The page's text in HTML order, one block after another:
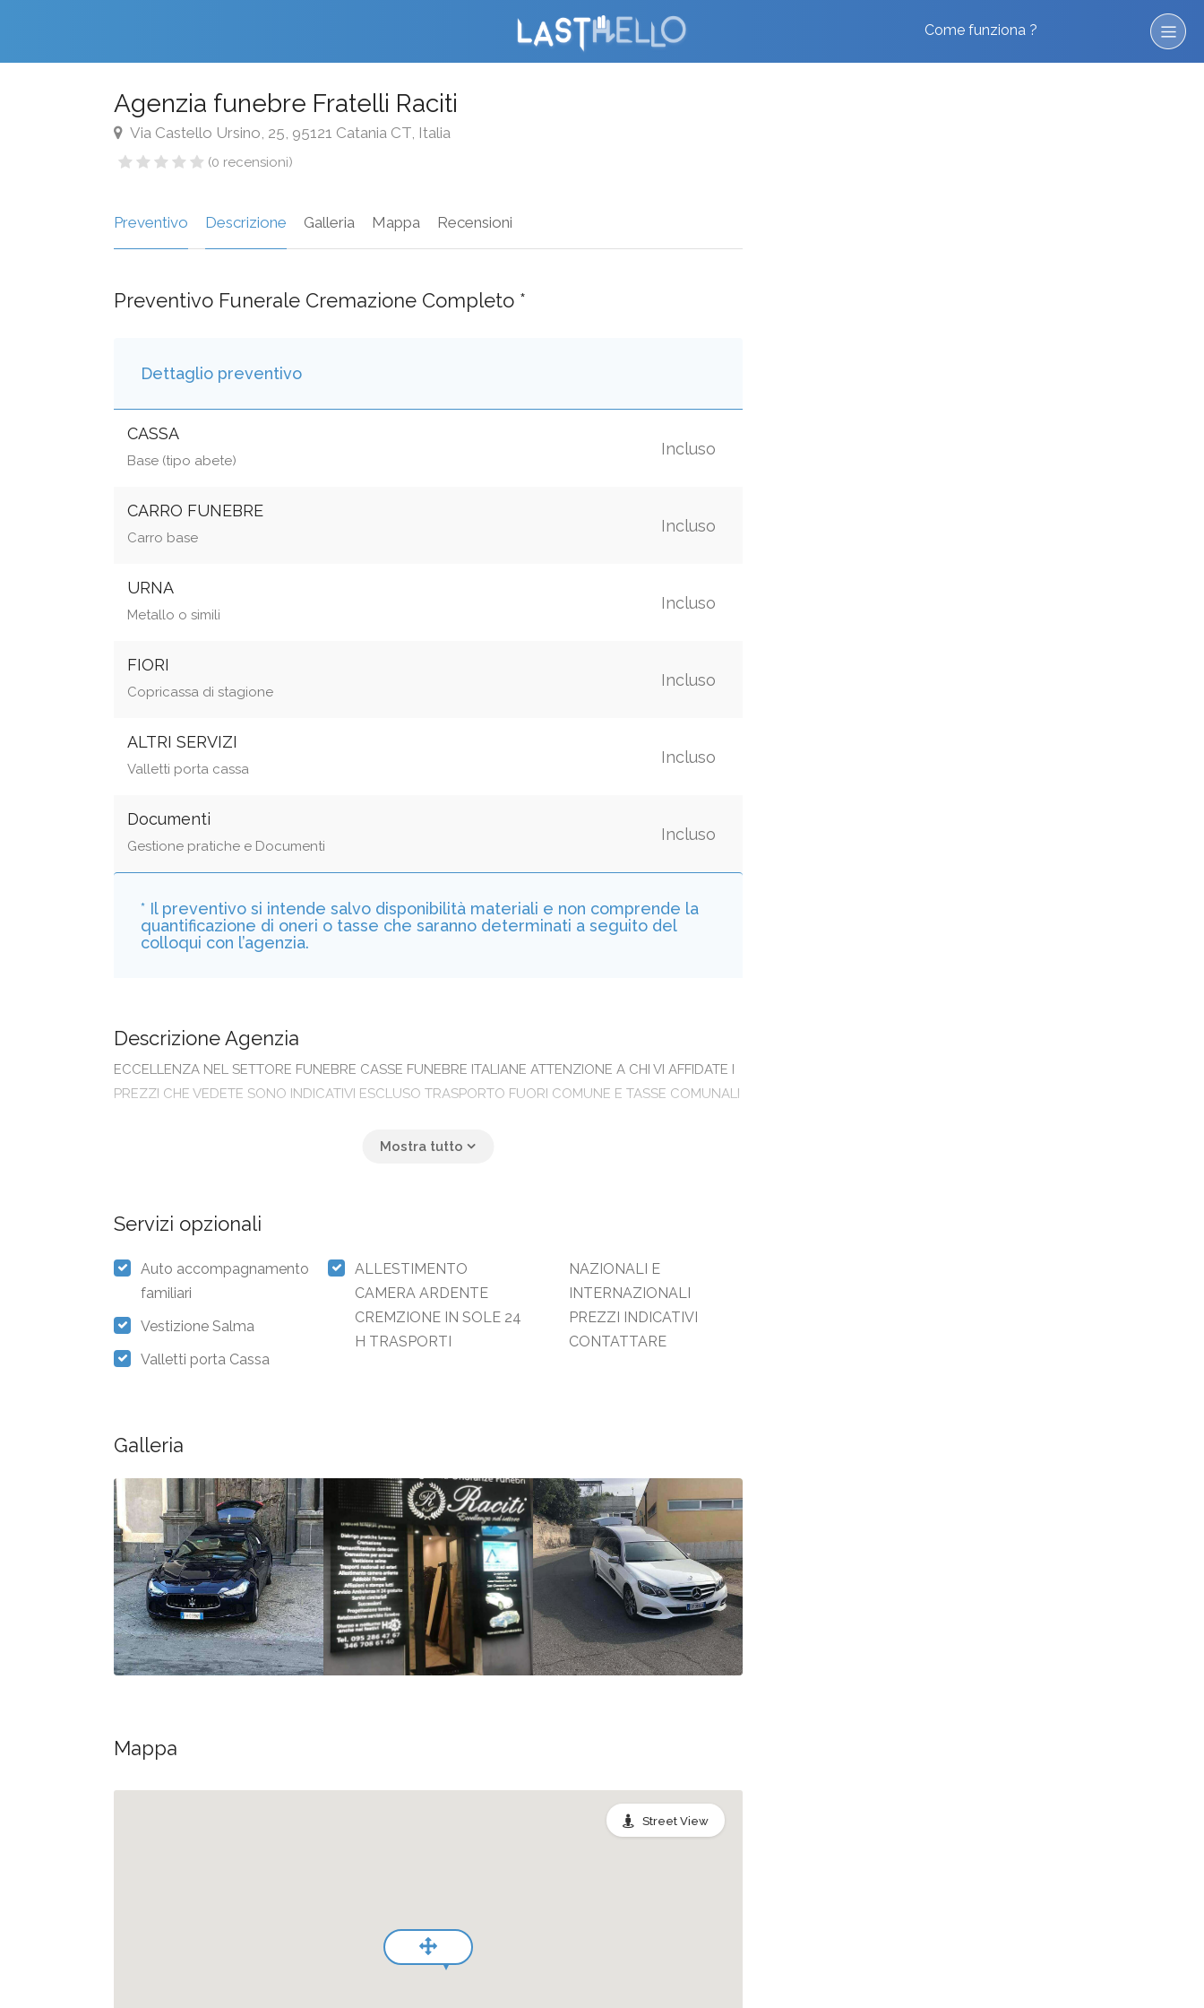
Come funziona ?
Agenzia funebre Fratelli Raciti
Via Castello Ursino, 25, 95121 Catania CT, Italia
(0 recensioni)
Preventivo Descrizione Galleria Mappa Recensioni
Preventivo Funerale Cremazione Completo *
Dettaglio preventivo
CASSA
Base (tipo abete)
Incluso
CARRO FUNEBRE
Carro base
Incluso
URNA
Metallo o simili
Incluso
FIORI
Copricassa di stagione
Incluso
ALTRI SERVIZI
Valletti porta cassa
Incluso
Documenti
Gestione pratiche e Documenti
Incluso
* Il preventivo si intende salvo disponibilità materiali e non comprende la
quantificazione di oneri o tasse che saranno determinati a seguito del
colloqui con l’agenzia.
Descrizione Agenzia
ECCELLENZA NEL SETTORE FUNEBRE CASSE FUNEBRE ITALIANE ATTENZIONE A CHI VI AFFIDATE I
PREZZI CHE VEDETE SONO INDICATIVI ESCLUSO TRASPORTO FUORI COMUNE E TASSE COMUNALI
Servizi opzionali
Auto accompagnamento
familiari
Vestizione Salma
Valletti porta Cassa
ALLESTIMENTO
CAMERA ARDENTE
CREMZIONE IN SOLE 24
H TRASPORTI
NAZIONALI E
INTERNAZIONALI
PREZZI INDICATIVI
CONTATTARE
Galleria
Mappa
Street View